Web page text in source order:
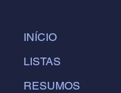
INÍCIO
LISTAS
RESUMOS